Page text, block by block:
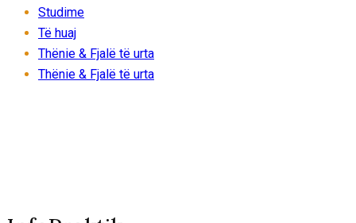
Studime
Të huaj
Thënie & Fjalë të urta
Thënie & Fjalë të urta